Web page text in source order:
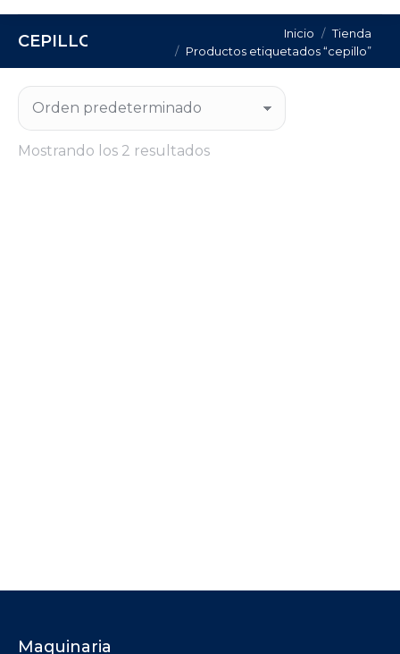
CEPILLO Inicio
Tienda
Productos etiquetados “cepillo”
Mostrando los 2 resultados
Maquinaria